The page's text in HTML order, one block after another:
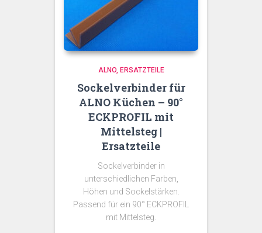
ALNO ERSATZTEILE
Sockelverbinder für
ALNO Küchen – 90°
ECKPROFIL mit
Mittelsteg |
Ersatzteile
Sockelverbinder in
unterschiedlichen Farben,
Höhen und Sockelstärken.
Passend für ein 90° ECKPROFIL
mit Mittelsteg.